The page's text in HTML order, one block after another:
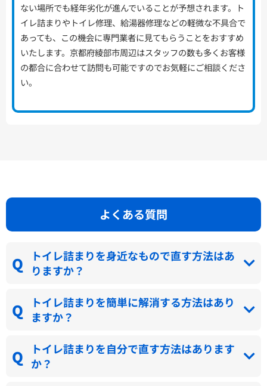
ない場所でも経年劣化が進んでいることが予想されます。ト
イレ詰まりやトイレ修理、給湯器修理などの軽微な不具合で
あっても、この機会に専門業者に見てもらうことをおすすめ
いたします。京都府綾部市周辺はスタッフの数も多くお客様
の都合に合わせて訪問も可能ですのでお気軽にご相談くださ
い。
よくある質問
トイレ詰まりを身近なもので直す方法はあ
りますか？
トイレ詰まりを簡単に解消する方法はあり
ますか？
トイレ詰まりを自分で直す方法はあります
か？